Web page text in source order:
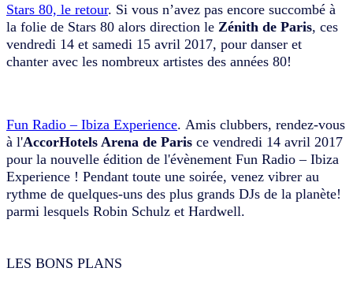
Stars 80, le retour. Si vous n’avez pas encore succombé à
la folie de Stars 80 alors direction le Zénith de Paris, ces
vendredi 14 et samedi 15 avril 2017, pour danser et
chanter avec les nombreux artistes des années 80!
Fun Radio – Ibiza Experience. Amis clubbers, rendez-vous
à l'AccorHotels Arena de Paris ce vendredi 14 avril 2017
pour la nouvelle édition de l'évènement Fun Radio – Ibiza
Experience ! Pendant toute une soirée, venez vibrer au
rythme de quelques-uns des plus grands DJs de la planète!
parmi lesquels Robin Schulz et Hardwell.
LES BONS PLANS